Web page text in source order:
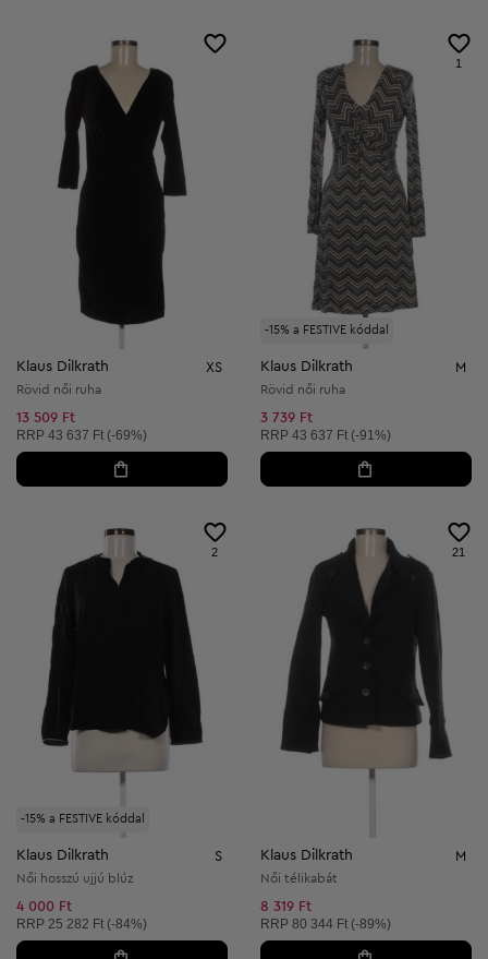
Klaus Dilkrath XS
Rövid női ruha
13 509 Ft
Ajánlott ár:
RRP 43 637 Ft (-69%)
-15% a FESTIVE kóddal
1
Klaus Dilkrath M
Rövid női ruha
3 739 Ft
Ajánlott ár:
RRP 43 637 Ft (-91%)
-15% a FESTIVE kóddal
2
Klaus Dilkrath S
Női hosszú ujjú blúz
4 000 Ft
Ajánlott ár:
RRP 25 282 Ft (-84%)
21
Klaus Dilkrath M
Női télikabát
8 319 Ft
Ajánlott ár:
RRP 80 344 Ft (-89%)